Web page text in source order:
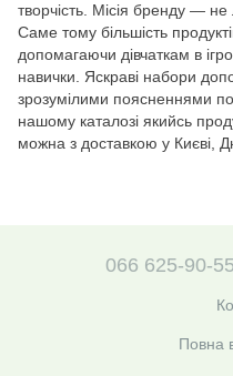
творчість. Місія бренду —
Саме тому більшість
допомагаючи дівчаткам в
навички. Яскраві набори
зрозумілими поясненнями
нашому каталозі якийсь
можна з доставкою у Києві,
066 625-90-55
Повна